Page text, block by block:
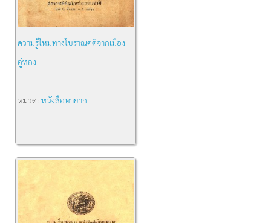
ความรู้ใหม่ทางโบราณคดีจากเมือง
อู่ทอง
หมวด:หนังสือหายาก